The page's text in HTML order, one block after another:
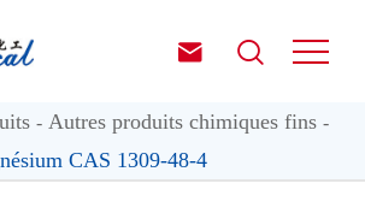
 
Autres produits chimiques fins
CAS 1309-48-4